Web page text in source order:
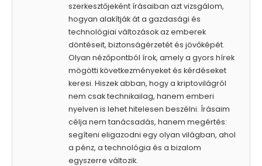
szerkesztőjeként írásaiban azt vizsgálom,
hogyan alakítják át a gazdasági és
technológiai változások az emberek
döntéseit, biztonságérzetét és jövőképét.
Olyan nézőpontból írok, amely a gyors hírek
mögötti következményeket és kérdéseket
keresi. Hiszek abban, hogy a kriptovilágról
nem csak technikailag, hanem emberi
nyelven is lehet hitelesen beszélni. Írásaim
célja nem tanácsadás, hanem megértés:
segíteni eligazodni egy olyan világban, ahol
a pénz, a technológia és a bizalom
egyszerre változik.